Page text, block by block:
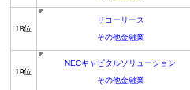
18位
リコーリース
その他金融業
19位
NECキャピタルソリューション
その他金融業